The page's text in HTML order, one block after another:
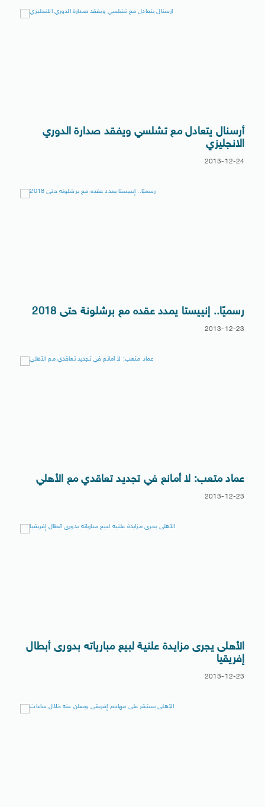
أرسنال يتعادل مع تشلسي ويفقد صدارة الدوري
الانجليزي
2013-12-24
رسميًا.. إنييستا يمدد عقده مع برشلونة حتى 2018
2013-12-23
عماد متعب: لا أمانع في تجديد تعاقدي مع الأهلي
2013-12-23
الأهلى يجرى مزايدة علنية لبيع مبارياته بدورى أبطال
إفريقيا
2013-12-23